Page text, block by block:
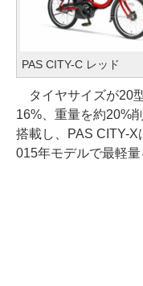
PAS CITY-C レッド
タイヤサイズが20
16%、重量を約20%
搭載し、PAS CITY-
015年モデルで最軽量